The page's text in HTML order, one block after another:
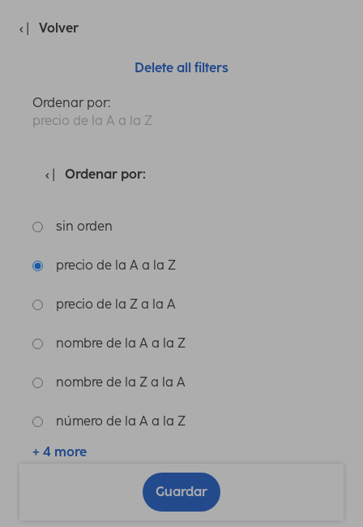
Volver
Delete all filters
Ordenar por:
precio de la A a la Z
Ordenar por:
sin orden
precio de la A a la Z
precio de la Z a la A
nombre de la A a la Z
nombre de la Z a la A
número de la A a la Z
+ 4 more
Guardar